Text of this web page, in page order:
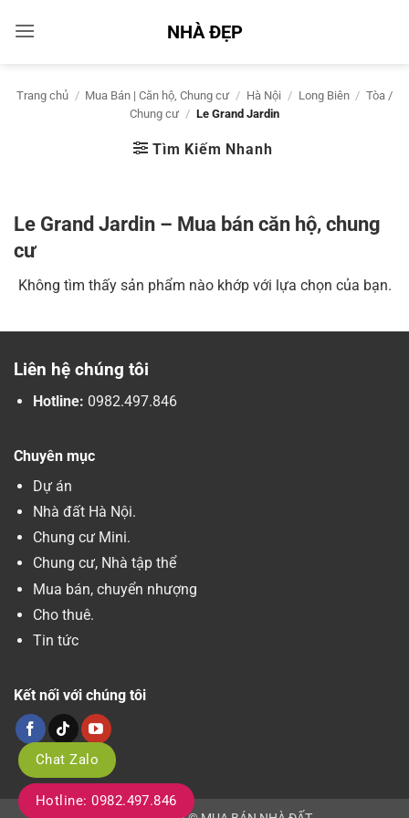
qua
NHÀ ĐẸP
Trang chủ / Mua Bán | Căn hộ, Chung cư / Hà Nội / Long Biên / Tòa /
Chung cư / Le Grand Jardin
Tìm Kiếm Nhanh
Le Grand Jardin – Mua bán căn hộ, chung
cư
Không tìm thấy sản phẩm nào khớp với lựa chọn của bạn.
Liên hệ chúng tôi
Hotline: 0982.497.846
Chuyên mục
Dự án
Nhà đất Hà Nội.
Chung cư Mini.
Chung cư, Nhà tập thể
Mua bán, chuyển nhượng
Cho thuê.
Tin tức
Kết nối với chúng tôi
Chat Zalo
Hotline: 0982.497.846